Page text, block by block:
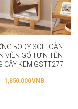
BODY SOI TOÀN
VIỀN GỖ TỰ NHIÊN
CÂY KEM GSTT277
1,850,000VNĐ